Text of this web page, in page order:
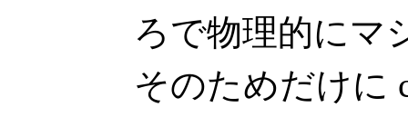
ろで物理的にマ
そのためだけに